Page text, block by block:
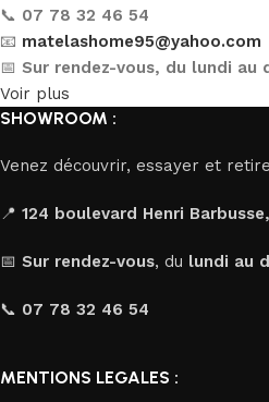
📞 07 78 32 46 54
📧 matelashome95@yahoo.com
📅 Sur rendez-vous, du lundi au
Voir plus
SHOWROOM :
Venez découvrir, essayer et
📍 124 boulevard Henri
📅 Sur rendez-vous, du lundi au
📞 07 78 32 46 54
MENTIONS LEGALES :